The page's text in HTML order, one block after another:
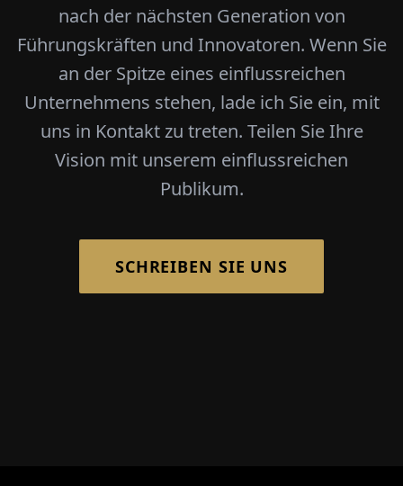
nach der nächsten Generation von
Führungskräften und Innovatoren. Wenn Sie
an der Spitze eines einflussreichen
Unternehmens stehen, lade ich Sie ein, mit
uns in Kontakt zu treten. Teilen Sie Ihre
Vision mit unserem einflussreichen
Publikum.
SCHREIBEN SIE UNS